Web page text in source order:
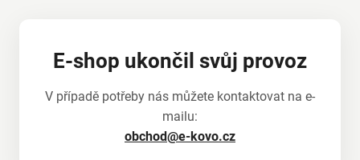
E-shop ukončil svůj provoz
V případě potřeby nás můžete kontaktovat na e-
mailu:
obchod@e-kovo.cz